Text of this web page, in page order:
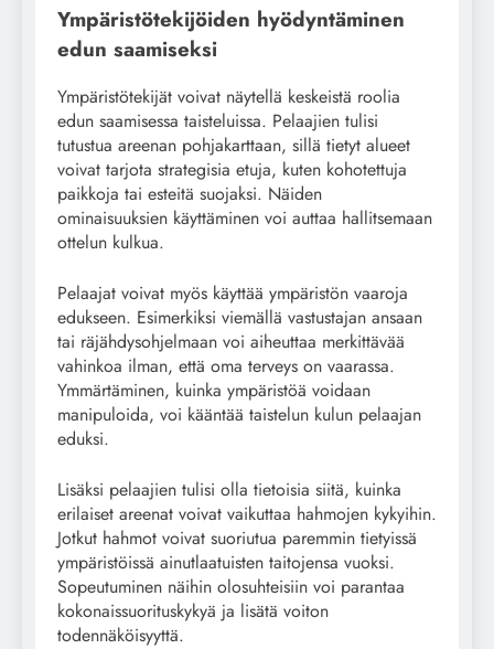
Ympäristötekijöiden hyödyntäminen
edun saamiseksi
Ympäristötekijät voivat näytellä keskeistä roolia
edun saamisessa taisteluissa. Pelaajien tulisi
tutustua areenan pohjakarttaan, sillä tietyt alueet
voivat tarjota strategisia etuja, kuten kohotettuja
paikkoja tai esteitä suojaksi. Näiden
ominaisuuksien käyttäminen voi auttaa hallitsemaan
ottelun kulkua.
Pelaajat voivat myös käyttää ympäristön vaaroja
edukseen. Esimerkiksi viemällä vastustajan ansaan
tai räjähdysohjelmaan voi aiheuttaa merkittävää
vahinkoa ilman, että oma terveys on vaarassa.
Ymmärtäminen, kuinka ympäristöä voidaan
manipuloida, voi kääntää taistelun kulun pelaajan
eduksi.
Lisäksi pelaajien tulisi olla tietoisia siitä, kuinka
erilaiset areenat voivat vaikuttaa hahmojen kykyihin.
Jotkut hahmot voivat suoriutua paremmin tietyissä
ympäristöissä ainutlaatuisten taitojensa vuoksi.
Sopeutuminen näihin olosuhteisiin voi parantaa
kokonaissuorituskykyä ja lisätä voiton
todennäköisyyttä.